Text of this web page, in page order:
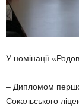
У номінації
– Дипломом
Сокаль­ського